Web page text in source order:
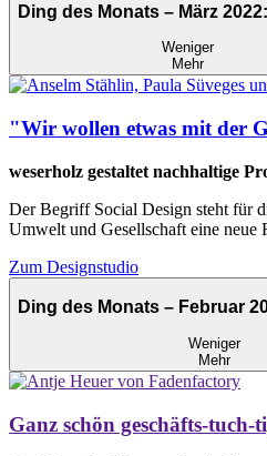
Ding des Monats – März
Weniger
Mehr
"Wir wollen etwas mit der
weserholz gestaltet nachhaltige
Der Begriff Social Design steht für
Umwelt und Gesellschaft eine neue
Zum Designstudio
Ding des Monats – Februar
Weniger
Mehr
Ganz schön geschäfts-tuch-